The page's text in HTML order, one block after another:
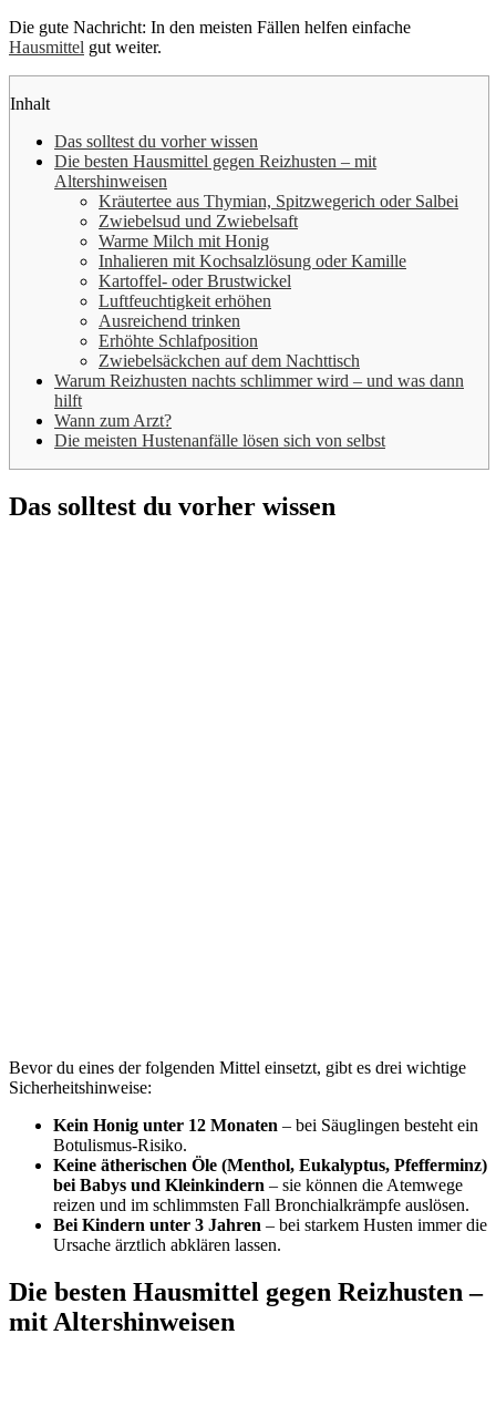
Die gute Nachricht: In den meisten Fällen helfen einfache
Hausmittel gut weiter.
Inhalt
Das solltest du vorher wissen
Die besten Hausmittel gegen Reizhusten – mit
Altershinweisen
Kräutertee aus Thymian, Spitzwegerich oder Salbei
Zwiebelsud und Zwiebelsaft
Warme Milch mit Honig
Inhalieren mit Kochsalzlösung oder Kamille
Kartoffel- oder Brustwickel
Luftfeuchtigkeit erhöhen
Ausreichend trinken
Erhöhte Schlafposition
Zwiebelsäckchen auf dem Nachttisch
Warum Reizhusten nachts schlimmer wird – und was dann
hilft
Wann zum Arzt?
Die meisten Hustenanfälle lösen sich von selbst
Das solltest du vorher wissen
Bevor du eines der folgenden Mittel einsetzt, gibt es drei wichtige
Sicherheitshinweise:
Kein Honig unter 12 Monaten – bei Säuglingen besteht ein
Botulismus-Risiko.
Keine ätherischen Öle (Menthol, Eukalyptus, Pfefferminz)
bei Babys und Kleinkindern – sie können die Atemwege
reizen und im schlimmsten Fall Bronchialkrämpfe auslösen.
Bei Kindern unter 3 Jahren – bei starkem Husten immer die
Ursache ärztlich abklären lassen.
Die besten Hausmittel gegen Reizhusten –
mit Altershinweisen